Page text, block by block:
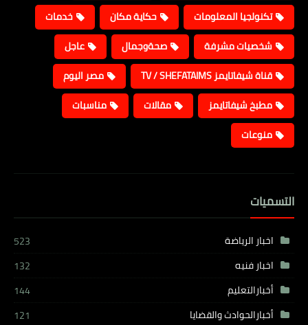
تكنولجيا المعلومات
حكاية مكان
خدمات
شخصيات مشرفة
صحةوجمال
عاجل
قناة شيفاتايمز TV / SHEFATAIMS
مصر اليوم
مطبخ شيفاتايمز
مقالات
مناسبات
منوعات
التسميات
اخبار الرياضة
523
اخبار فنيه
132
أخبارالتعليم
144
أخبارالحوادث والقضايا
121